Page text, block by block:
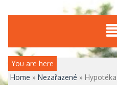
You are here
Home » Nezařazené »